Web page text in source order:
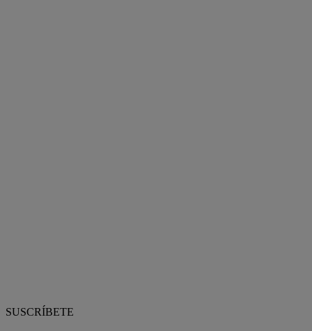
SUSCRÍBETE